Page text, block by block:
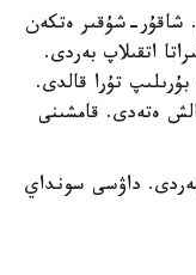
شاقۇر-شۇقىر ەتكەن
اتقىلاپ بەردى.
تۇرا قالدى.
ەتەدى. قامشىنى
داۋسى سونداي